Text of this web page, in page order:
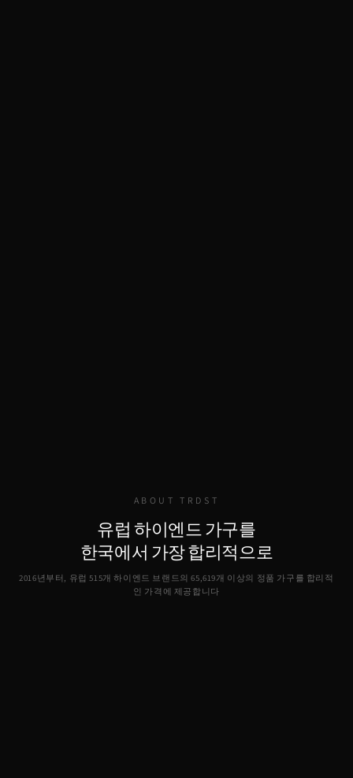
ABOUT TRDST
유럽 하이엔드 가구를
한국에서 가장 합리적으로
2016년부터, 유럽 515개 하이엔드 브랜드의65,619개 이상의 정품 가구를 합리적
인 가격에 제공합니다